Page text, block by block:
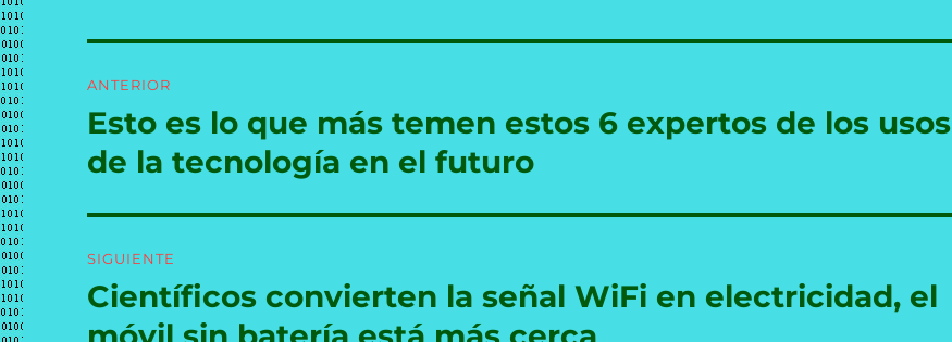
de
entradas
ANTERIOR
Entrada
anterior:
Esto es lo que más temen estos 6 expertos de los usos
de la tecnología en el futuro
SIGUIENTE
Entrada
siguiente:
Científicos convierten la señal WiFi en electricidad, el